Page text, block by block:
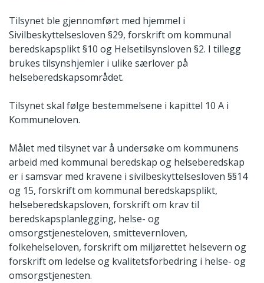
Tilsynet ble gjennomført med hjemmel i
Sivilbeskyttelsesloven §29, forskrift om kommunal
beredskapsplikt §10 og Helsetilsynsloven §2. I tillegg
brukes tilsynshjemler i ulike særlover på
helseberedskapsområdet.
Tilsynet skal følge bestemmelsene i kapittel 10 A i
Kommuneloven.
Målet med tilsynet var å undersøke om kommunens
arbeid med kommunal beredskap og helseberedskap
er i samsvar med kravene i sivilbeskyttelsesloven §§14
og 15, forskrift om kommunal beredskapsplikt,
helseberedskapsloven, forskrift om krav til
beredskapsplanlegging, helse- og
omsorgstjenesteloven, smittevernloven,
folkehelseloven, forskrift om miljørettet helsevern og
forskrift om ledelse og kvalitetsforbedring i helse- og
omsorgstjenesten.